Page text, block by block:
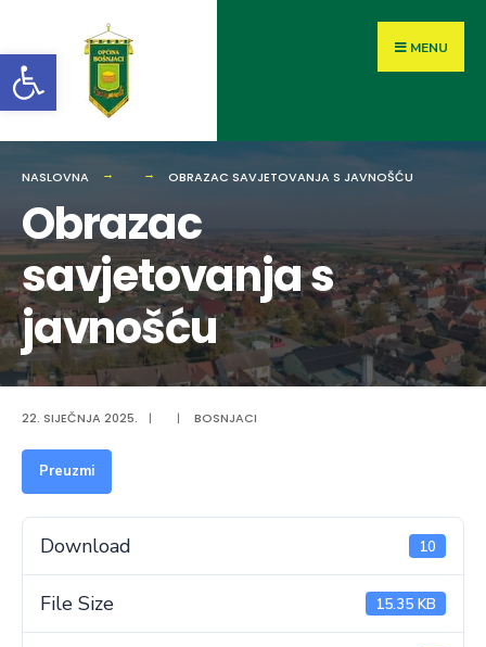
Open toolbar MENU
NASLOVNA OBRAZAC SAVJETOVANJA S JAVNOŠĆU
Obrazac
savjetovanja s
javnošću
22. SIJEČNJA 2025. | | BOSNJACI
Preuzmi
Download 10
File Size 15.35 KB